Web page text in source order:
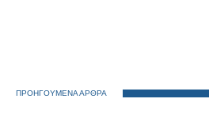
ΠΡΟΗΓΟΥΜΕΝΑ ΑΡΘΡΑ